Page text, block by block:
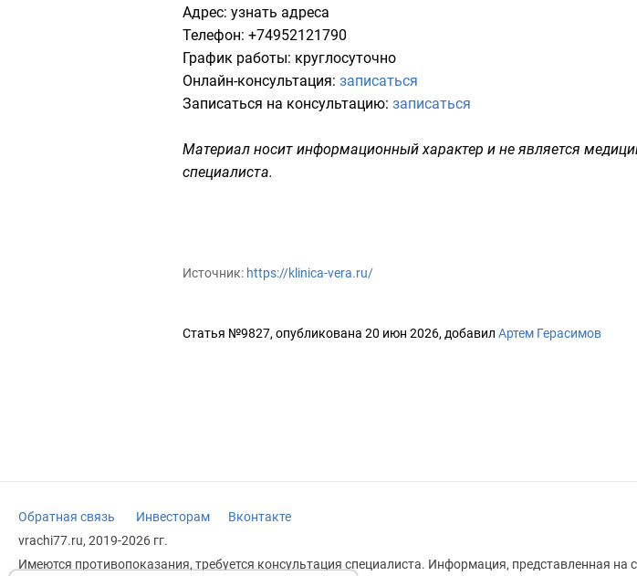
Адрес: узнать адреса​
Телефон: +74952121790
График работы: круглосуточно
Онлайн-консультация: записаться​
Записаться на консультацию: записаться​
Материал носит информационный характер и не является
специалиста.
Источник: https://klinica-vera.ru/
Статья №9827, опубликована 20 июн 2026, добавил Артем Герасимов
Обратная связь Инвесторам
Вконтакте
vrachi77.ru, 2019-2026 гг.
Имеются противопоказания, требуется консультация специалиста. Информация, представленная